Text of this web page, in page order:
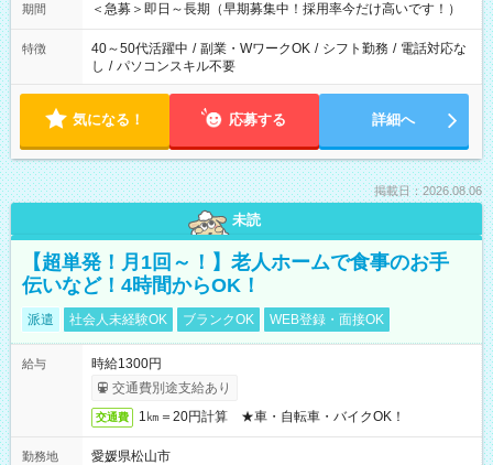
期間 ＜急募＞即日～長期（早期募集中！採用率今だけ高いです！）
特徴 40～50代活躍中 / 副業・WワークOK / シフト勤務 / 電話対応な
し / パソコンスキル不要
気になる！ 応募する 詳細へ
掲載日：2026.08.06
未読
【超単発！月1回～！】老人ホームで食事のお手
伝いなど！4時間からOK！
派遣 社会人未経験OK ブランクOK WEB登録・面接OK
給与
時給1300円
交通費別途支給あり
交通費 1㎞＝20円計算 ★車・自転車・バイクOK！
勤務地
愛媛県松山市